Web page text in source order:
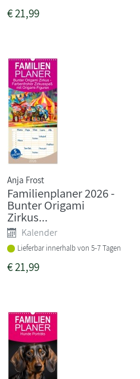
€21,99
Anja Frost
Familienplaner 2026 -
Bunter Origami
Zirkus...
Kalender
Lieferbar innerhalb von 5-7 Tagen
€21,99